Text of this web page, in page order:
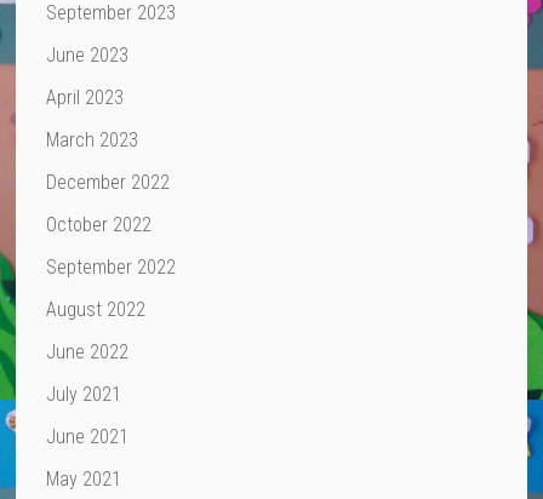
September 2023
June 2023
April 2023
March 2023
December 2022
October 2022
September 2022
August 2022
June 2022
July 2021
June 2021
May 2021